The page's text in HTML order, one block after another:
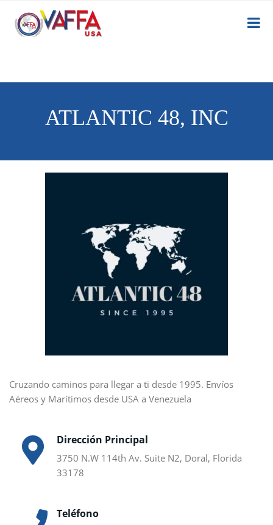
ATLANTIC 48, INC
Cruzando caminos para llegar a ti desde 1995. Envíos
Aéreos y Marítimos desde USA a Venezuela
Dirección Principal
3750 N.W 114th Av. Suite N2, Doral, Florida
33178
Teléfono